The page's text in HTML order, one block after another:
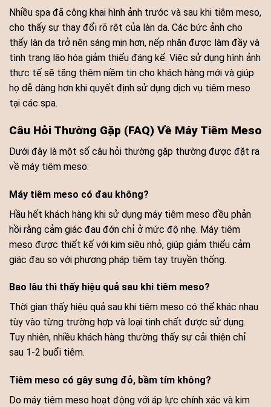
Nhiều spa đã công khai hình ảnh trước và sau khi tiêm meso,
cho thấy sự thay đổi rõ rệt của làn da. Các bức ảnh cho
thấy làn da trở nên sáng mịn hơn, nếp nhăn được làm đầy và
tình trạng lão hóa giảm thiểu đáng kể. Việc sử dụng hình ảnh
thực tế sẽ tăng thêm niềm tin cho khách hàng mới và giúp
họ dễ dàng hơn khi quyết định sử dụng dịch vụ tiêm meso
tại các spa.
Câu Hỏi Thường Gặp (FAQ) Về Máy Tiêm Meso
Dưới đây là một số câu hỏi thường gặp thường được đặt ra
về máy tiêm meso:
Máy tiêm meso có đau không?
Hầu hết khách hàng khi sử dụng máy tiêm meso đều phản
hồi rằng cảm giác đau đớn chỉ ở mức độ nhẹ. Máy tiêm
meso được thiết kế với kim siêu nhỏ, giúp giảm thiểu cảm
giác đau so với phương pháp tiêm tay truyền thống.
Bao lâu thì thấy hiệu quả sau khi tiêm meso?
Thời gian thấy hiệu quả sau khi tiêm meso có thể khác nhau
tùy vào từng trường hợp và loại tinh chất được sử dụng.
Tuy nhiên, nhiều khách hàng thường thấy sự cải thiện chỉ
sau 1-2 buổi tiêm.
Tiêm meso có gây sưng đỏ, bầm tím không?
Do máy tiêm meso hoạt động với áp lực chính xác và kim